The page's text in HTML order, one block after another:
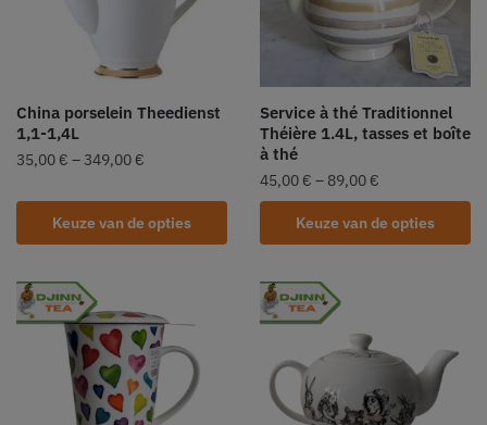
China porselein Theedienst
1,1-1,4L
35,00 € – 349,00 €
Keuze van de opties
Service à thé Traditionnel
Théière 1.4L, tasses et boîte
à thé
45,00 € – 89,00 €
Keuze van de opties